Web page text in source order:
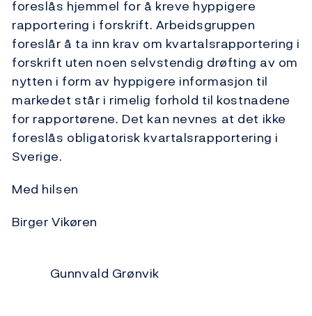
foreslås hjemmel for å kreve hyppigere
rapporte­ring i forskrift. Arbeidsgruppen
foreslår å ta inn krav om kvartals­rapportering i
forskrift uten noen selvstendig drøfting av om
nytten i form av hyppigere informasjon til
markedet står i rimelig forhold til kostnadene
for rapportørene. Det kan nevnes at det ikke
foreslås obligatorisk kvartalsrapportering i
Sverige.
Med hilsen
Birger Vikøren
Gunnvald Grønvik